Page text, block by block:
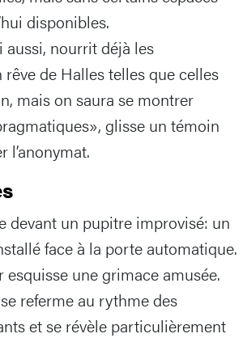
disponibles.
aussi, nourrit déjà les
de Halles telles que celles
mais on saura se montrer
glisse un témoin
l’anonymat.
devant un pupitre improvisé: un
face à la porte automatique.
esquisse une grimace amusée.
se referme au rythme des
et se révèle particulièrement